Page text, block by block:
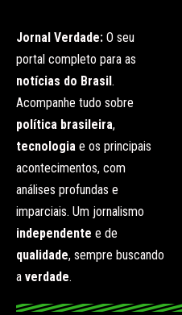
Jornal Verdade: O seu
portal completo para as
notícias do Brasil.
Acompanhe tudo sobre
política brasileira,
tecnologia e os principais
acontecimentos, com
análises profundas e
imparciais. Um jornalismo
independente e de
qualidade, sempre buscando
a verdade.